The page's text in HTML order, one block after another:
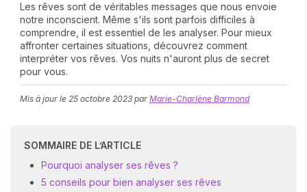
Les rêves sont de véritables messages que nous envoie
notre inconscient. Même s'ils sont parfois difficiles à
comprendre, il est essentiel de les analyser. Pour mieux
affronter certaines situations, découvrez comment
interpréter vos rêves. Vos nuits n'auront plus de secret
pour vous.
Mis à jour le 25 octobre 2023 par Marie-Charlène Barmond
SOMMAIRE DE L’ARTICLE
Pourquoi analyser ses rêves ?
5 conseils pour bien analyser ses rêves